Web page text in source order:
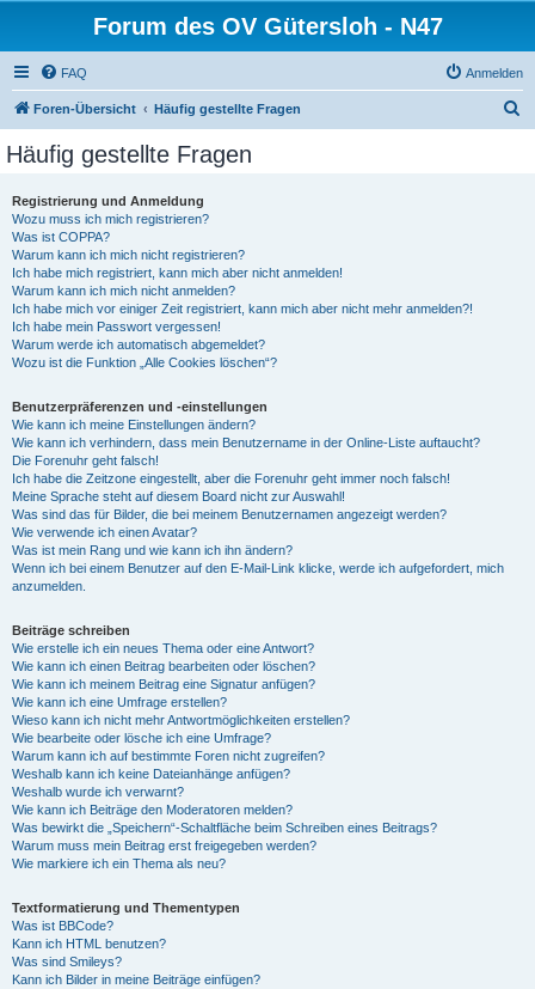
Forum des OV Gütersloh - N47
FAQ Anmelden
Foren-Übersicht Häufig gestellte Fragen
Häufig gestellte Fragen
Registrierung und Anmeldung
Wozu muss ich mich registrieren?
Was ist COPPA?
Warum kann ich mich nicht registrieren?
Ich habe mich registriert, kann mich aber nicht anmelden!
Warum kann ich mich nicht anmelden?
Ich habe mich vor einiger Zeit registriert, kann mich aber nicht mehr anmelden?!
Ich habe mein Passwort vergessen!
Warum werde ich automatisch abgemeldet?
Wozu ist die Funktion „Alle Cookies löschen“?
Benutzerpräferenzen und -einstellungen
Wie kann ich meine Einstellungen ändern?
Wie kann ich verhindern, dass mein Benutzername in der Online-Liste auftaucht?
Die Forenuhr geht falsch!
Ich habe die Zeitzone eingestellt, aber die Forenuhr geht immer noch falsch!
Meine Sprache steht auf diesem Board nicht zur Auswahl!
Was sind das für Bilder, die bei meinem Benutzernamen angezeigt werden?
Wie verwende ich einen Avatar?
Was ist mein Rang und wie kann ich ihn ändern?
Wenn ich bei einem Benutzer auf den E-Mail-Link klicke, werde ich aufgefordert, mich
anzumelden.
Beiträge schreiben
Wie erstelle ich ein neues Thema oder eine Antwort?
Wie kann ich einen Beitrag bearbeiten oder löschen?
Wie kann ich meinem Beitrag eine Signatur anfügen?
Wie kann ich eine Umfrage erstellen?
Wieso kann ich nicht mehr Antwortmöglichkeiten erstellen?
Wie bearbeite oder lösche ich eine Umfrage?
Warum kann ich auf bestimmte Foren nicht zugreifen?
Weshalb kann ich keine Dateianhänge anfügen?
Weshalb wurde ich verwarnt?
Wie kann ich Beiträge den Moderatoren melden?
Was bewirkt die „Speichern“-Schaltfläche beim Schreiben eines Beitrags?
Warum muss mein Beitrag erst freigegeben werden?
Wie markiere ich ein Thema als neu?
Textformatierung und Thementypen
Was ist BBCode?
Kann ich HTML benutzen?
Was sind Smileys?
Kann ich Bilder in meine Beiträge einfügen?